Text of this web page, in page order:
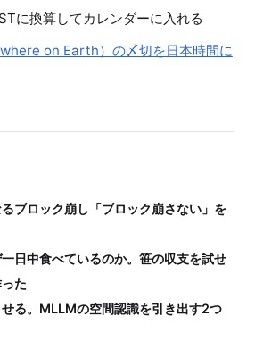
に換算してカレンダーに入れる
on Earth）の〆切を日本時間に
ブロック崩し「ブロック崩さない」を
日中食べているのか。笹の収支を試せ
た
る。MLLMの空間認識を引き出す2つ